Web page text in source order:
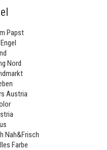
Papst
Nord
Austria
Nah&Frisch
Farbe